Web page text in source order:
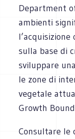
Department
ambienti
sulla base di
sviluppare
le zone di
vegetale
Growth
Consultare le